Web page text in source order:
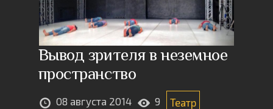
Вывод зрителя в неземное
пространство
08 августа 2014 9 Театр